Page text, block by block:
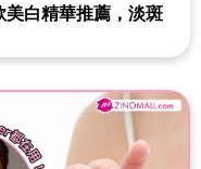
白精華推薦，淡斑